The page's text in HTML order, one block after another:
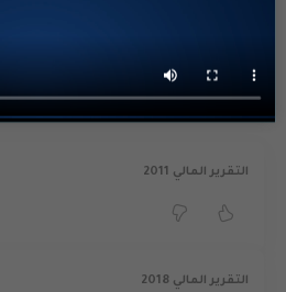
اخبار متعلقة
التقرير المالي 2011
التقرير المالي 2018